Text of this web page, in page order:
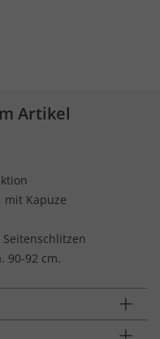
Artikel
Kapuze
90-92 cm.